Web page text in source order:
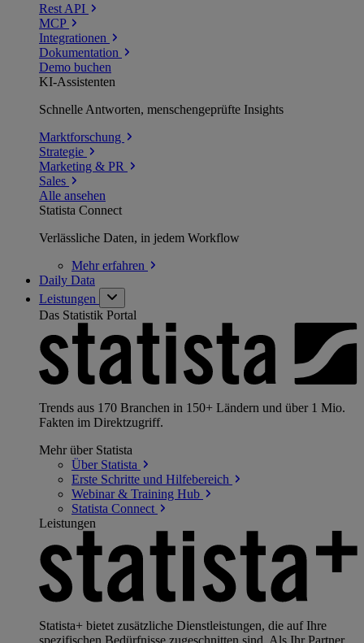
Rest API
MCP
Integrationen
Dokumentation
Demo buchen
KI-Assistenten
Schnelle Antworten, menschengeprüfte Insights
Marktforschung
Strategie
Marketing & PR
Sales
Alle ansehen
Statista Connect
Verlässliche Daten, in jedem Workflow
Mehrerfahren
Daily Data
Leistungen
Das Statistik Portal
Trends aus 170 Branchen in 150+ Ländern und über 1 Mio.
Fakten im Direktzugriff.
Mehr über Statista
Über Statista
Erste Schritte und Hilfebereich
Webinar & Training Hub
Statista Connect
Leistungen
Statista+ bietet zusätzliche Dienstleistungen, die auf Ihre
spezifischen Bedürfnisse zugeschnitten sind. Als Ihr Partner